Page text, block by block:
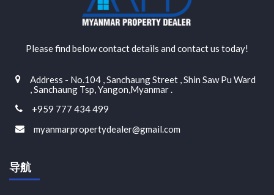
Please find below contact details and contact us today!
Address - No.104 , Sanchaung Street , Shin Saw Pu Ward
, Sanchaung Tsp, Yangon,Myanmar .
+959 777 434 499
myanmarpropertydealer@gmail.com
导航